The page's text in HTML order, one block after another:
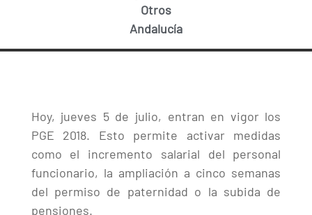
Otros
Andalucía
Hoy, jueves 5 de julio, entran en vigor los
PGE 2018. Esto permite activar medidas
como el incremento salarial del personal
funcionario, la ampliación a cinco semanas
del permiso de paternidad o la subida de
pensiones.